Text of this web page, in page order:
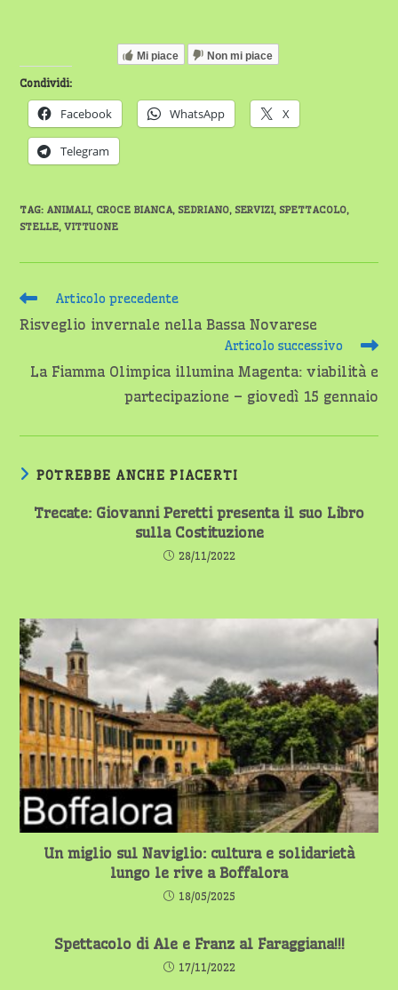
Mi piace Non mi piace
Condividi:
Facebook WhatsApp X
Telegram
TAG: ANIMALI, CROCE BIANCA, SEDRIANO, SERVIZI, SPETTACOLO,
STELLE, VITTUONE
Leggi
articoli
Articolo precedente
Risveglio invernale nella Bassa Novarese
Articolo successivo
La Fiamma Olimpica illumina Magenta: viabilità e
partecipazione – giovedì 15 gennaio
POTREBBE ANCHE PIACERTI
Trecate: Giovanni Peretti presenta il suo Libro
sulla Costituzione
28/11/2022
Un miglio sul Naviglio: cultura e solidarietà
lungo le rive a Boffalora
18/05/2025
Spettacolo di Ale e Franz al Faraggiana!!!
17/11/2022